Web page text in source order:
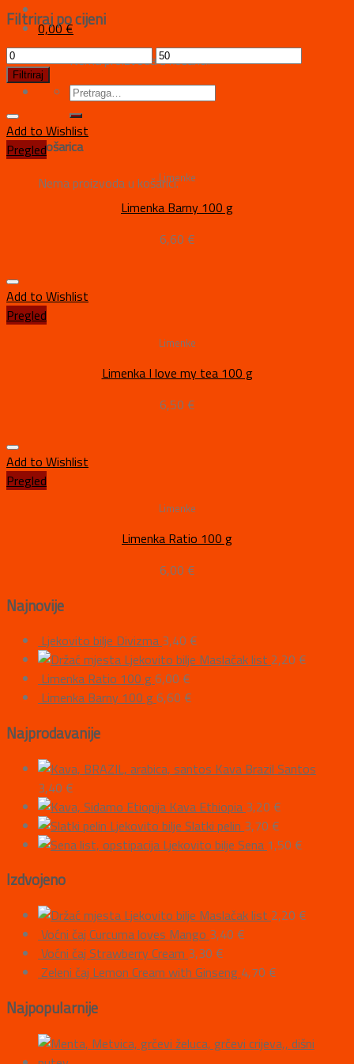
0,00€
Nema proizvoda u košarici.
Košarica
Nema proizvoda u košarici.
Filtriraj po cijeni
Filtriraj
Add to Wishlist
Pregled
Limenke
Limenka Barny 100 g
6,60 €
Add to Wishlist
Pregled
Limenke
Limenka I love my tea 100 g
6,50 €
Add to Wishlist
Pregled
Limenke
Limenka Ratio 100 g
6,00 €
Najnovije
Ljekovito bilje Divizma 3,40 €
Ljekovito bilje Maslačak list 2,20 €
Limenka Ratio 100 g 6,00 €
Limenka Barny 100 g 6,60 €
Najprodavanije
Kava Brazil Santos
3,40 €
Kava Ethiopia 3,20 €
Ljekovito bilje Slatki pelin 3,70 €
Ljekovito bilje Sena 1,50 €
Izdvojeno
Ljekovito bilje Maslačak list 2,20 €
Voćni čaj Curcuma loves Mango 3,40 €
Voćni čaj Strawberry Cream 3,30 €
Zeleni čaj Lemon Cream with Ginseng 4,70 €
Najpopularnije